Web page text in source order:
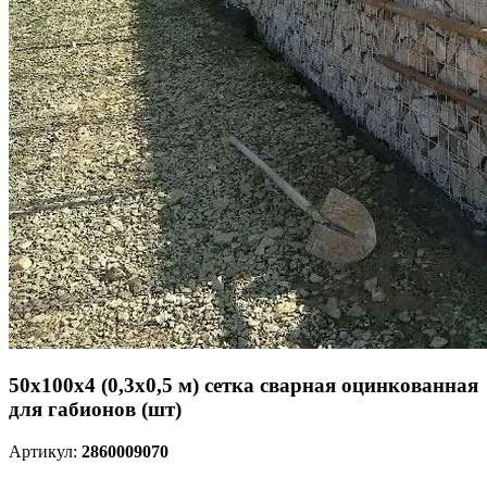
50х100х4 (0,3х0,5 м) сетка сварная оцинкованная
для габионов (шт)
Артикул: 2860009070